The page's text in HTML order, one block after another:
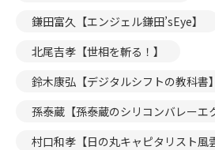
鎌田富久【エンジェル鎌田’sEye】
北尾吉孝【世相を斬る！】
鈴木康弘【デジタルシフトの教科書】
孫泰蔵【孫泰蔵のシリコンバレーエ
村口和孝【日の丸キャピタリスト風